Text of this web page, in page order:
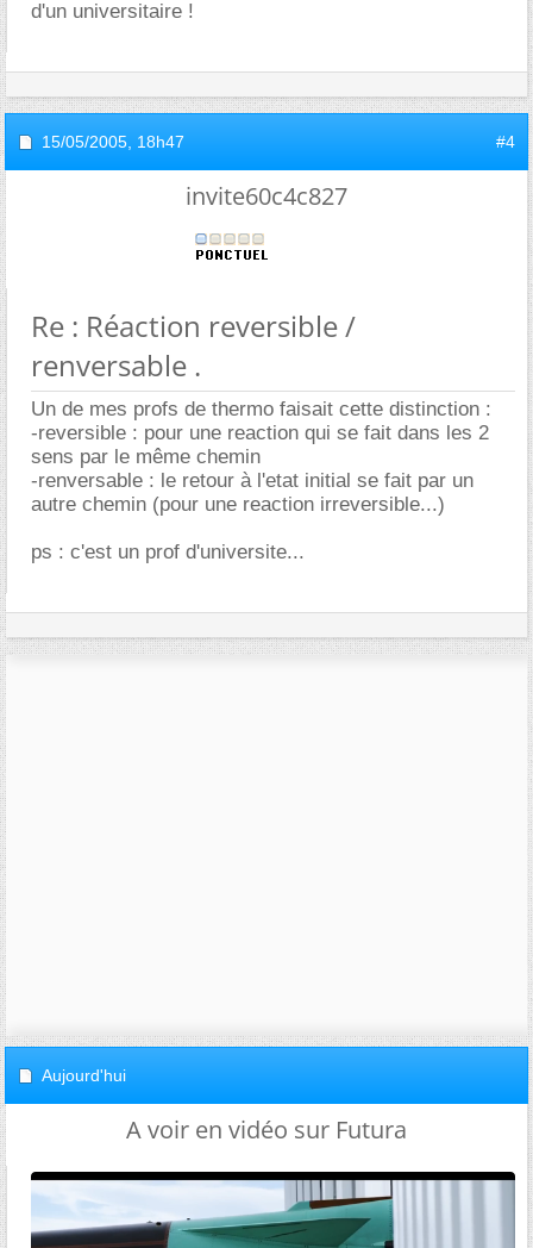
d'un universitaire !
15/05/2005, 18h47 #4
invite60c4c827
Re : Réaction reversible /
renversable .
Un de mes profs de thermo faisait cette distinction :
-reversible : pour une reaction qui se fait dans les 2
sens par le même chemin
-renversable : le retour à l'etat initial se fait par un
autre chemin (pour une reaction irreversible...)
ps : c'est un prof d'universite...
Aujourd'hui
A voir en vidéo sur Futura